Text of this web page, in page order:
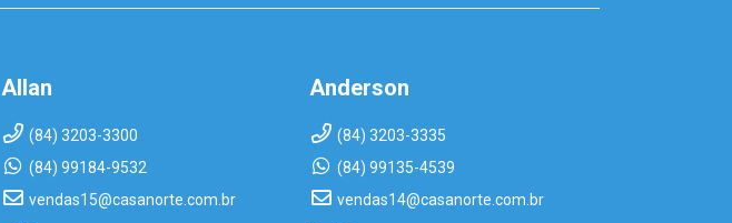
Allan
(84) 3203-3300
(84) 99184-9532
vendas15@casanorte.com.br
Anderson
(84) 3203-3335
(84) 99135-4539
vendas14@casanorte.com.br